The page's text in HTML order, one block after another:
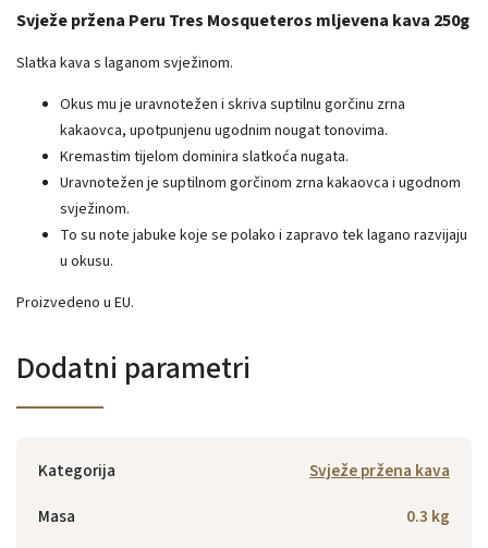
Svježe pržena Peru Tres Mosqueteros mljevena kava 250g
Slatka kava s laganom svježinom.
Okus mu je uravnotežen i skriva suptilnu gorčinu zrna
kakaovca, upotpunjenu ugodnim nougat tonovima.
Kremastim tijelom dominira slatkoća nugata.
Uravnotežen je suptilnom gorčinom zrna kakaovca i ugodnom
svježinom.
To su note jabuke koje se polako i zapravo tek lagano razvijaju
u okusu.
Proizvedeno u EU.
Dodatni parametri
Kategorija
Svježe pržena kava
Masa
0.3 kg